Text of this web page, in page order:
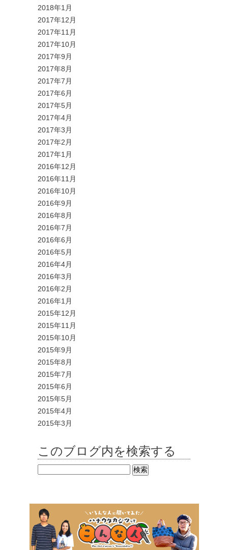
2018年1月
2017年12月
2017年11月
2017年10月
2017年9月
2017年8月
2017年7月
2017年6月
2017年5月
2017年4月
2017年3月
2017年2月
2017年1月
2016年12月
2016年11月
2016年10月
2016年9月
2016年8月
2016年7月
2016年6月
2016年5月
2016年4月
2016年3月
2016年2月
2016年1月
2015年12月
2015年11月
2015年10月
2015年9月
2015年8月
2015年7月
2015年6月
2015年5月
2015年4月
2015年3月
このブログ内を検索する